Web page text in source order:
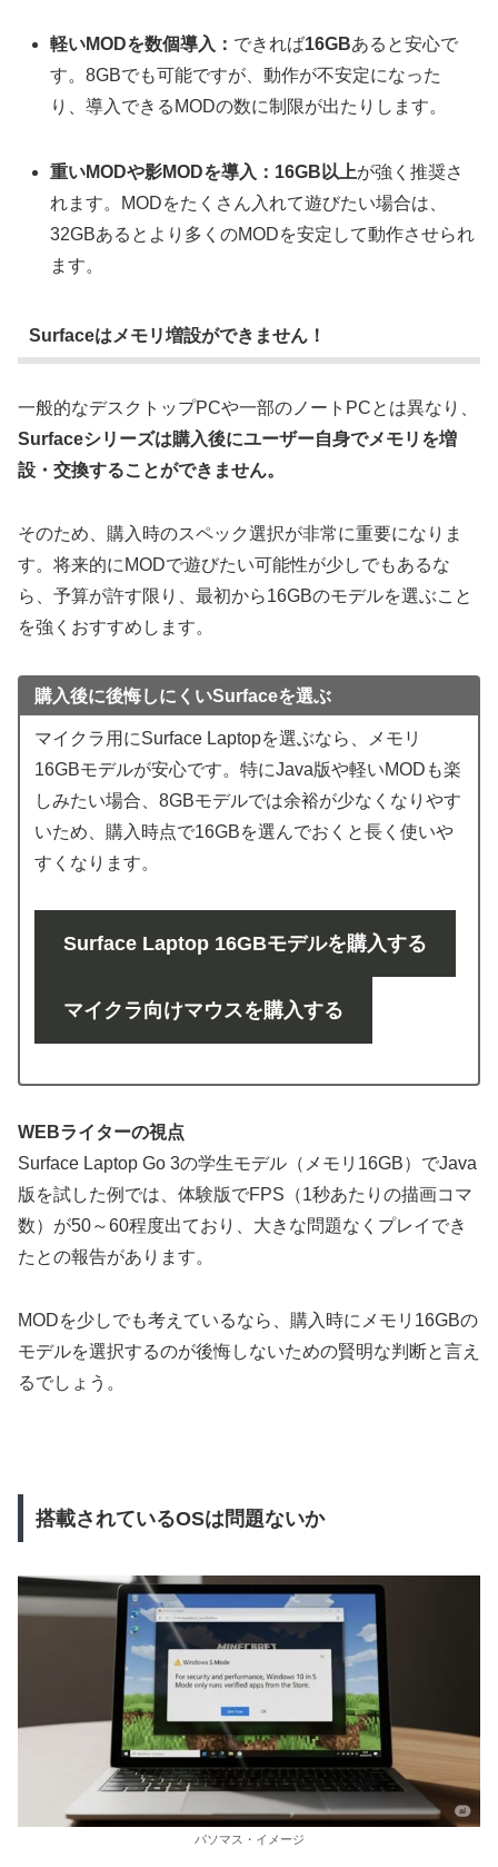
軽いMODを数個導入： できれば16GBあると安心で
す。8GBでも可能ですが、動作が不安定になった
り、導入できるMODの数に制限が出たりします。
重いMODや影MODを導入： 16GB以上が強く推奨さ
れます。MODをたくさん入れて遊びたい場合は、
32GBあるとより多くのMODを安定して動作させられ
ます。
Surfaceはメモリ増設ができません！
一般的なデスクトップPCや一部のノートPCとは異なり、
Surfaceシリーズは購入後にユーザー自身でメモリを増
設・交換することができません。
そのため、購入時のスペック選択が非常に重要になりま
す。将来的にMODで遊びたい可能性が少しでもあるな
ら、予算が許す限り、最初から16GBのモデルを選ぶこと
を強くおすすめします。
購入後に後悔しにくいSurfaceを選ぶ
マイクラ用にSurface Laptopを選ぶなら、メモリ
16GBモデルが安心です。特にJava版や軽いMODも楽
しみたい場合、8GBモデルでは余裕が少なくなりやす
いため、購入時点で16GBを選んでおくと長く使いや
すくなります。
Surface Laptop 16GBモデルを購入する
マイクラ向けマウスを購入する
WEBライターの視点
Surface Laptop Go 3の学生モデル（メモリ16GB）でJava
版を試した例では、体験版でFPS（1秒あたりの描画コマ
数）が50～60程度出ており、大きな問題なくプレイでき
たとの報告があります。
MODを少しでも考えているなら、購入時にメモリ16GBの
モデルを選択するのが後悔しないための賢明な判断と言え
るでしょう。
搭載されているOSは問題ないか
パソマス・イメージ